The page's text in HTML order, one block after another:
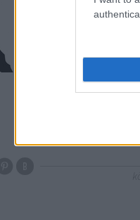
témákhoz, amelyeket